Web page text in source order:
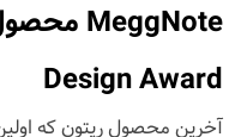
Design Award